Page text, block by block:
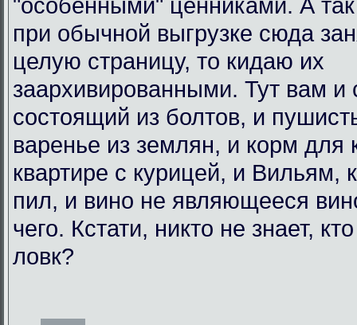
при обычной выгрузке сюда
целую страницу, то кидаю их
заархивированными. Тут вам и
состоящий из болтов, и
варенье из землян, и корм
квартире с курицей, и Вильям,
пил, и вино не являющееся
чего. Кстати, никто не знает,
ловк?